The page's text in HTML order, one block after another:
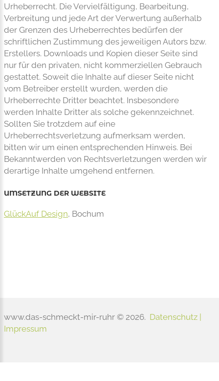
Urheberrecht. Die Vervielfältigung, Bearbeitung,
Verbreitung und jede Art der Verwertung außerhalb
der Grenzen des Urheberrechtes bedürfen der
schriftlichen Zustimmung des jeweiligen Autors bzw.
Erstellers. Downloads und Kopien dieser Seite sind
nur für den privaten, nicht kommerziellen Gebrauch
gestattet. Soweit die Inhalte auf dieser Seite nicht
vom Betreiber erstellt wurden, werden die
Urheberrechte Dritter beachtet. Insbesondere
werden Inhalte Dritter als solche gekennzeichnet.
Sollten Sie trotzdem auf eine
Urheberrechtsverletzung aufmerksam werden,
bitten wir um einen entsprechenden Hinweis. Bei
Bekanntwerden von Rechtsverletzungen werden wir
derartige Inhalte umgehend entfernen.
UMSETZUNG DER WEBSITE
GlückAuf Design, Bochum
www.das-schmeckt-mir-ruhr © 2026 Datenschutz |
Impressum